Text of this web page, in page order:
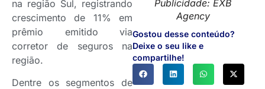
Publicidade: EXB
Agency
Gostou desse conteúdo?
Deixe o seu like e
compartilhe!
na região Sul, registrando
crescimento de 11% em
prêmio emitido via
corretor de seguros na
região.
Dentre os segmentos de